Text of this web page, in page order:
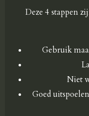
Deze 4 stappen
Gebruik
Niet
Goed